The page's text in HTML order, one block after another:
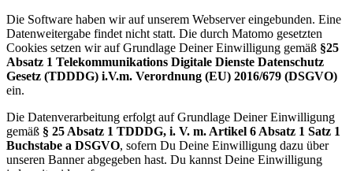
Die Software haben wir auf unserem Webserver eingebunden. Eine
Datenweitergabe findet nicht statt. Die durch Matomo gesetzten
Cookies setzen wir auf Grundlage Deiner Einwilligung gemäß §25
Absatz 1 Telekommunikations Digitale Dienste Datenschutz
Gesetz (TDDDG) i.V.m. Verordnung (EU) 2016/679 (DSGVO)
ein.
Die Datenverarbeitung erfolgt auf Grundlage Deiner Einwilligung
gemäß § 25 Absatz 1 TDDDG, i. V. m. Artikel 6 Absatz 1 Satz 1
Buchstabe a DSGVO, sofern Du Deine Einwilligung dazu über
unseren Banner abgegeben hast. Du kannst Deine Einwilligung